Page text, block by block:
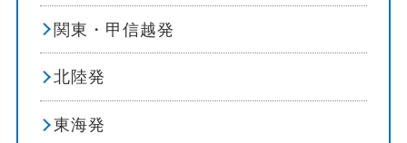
関東・甲信越発
北陸発
東海発